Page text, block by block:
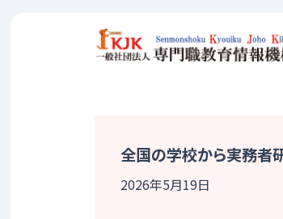
全国の学校から実務者
2026年5月19日